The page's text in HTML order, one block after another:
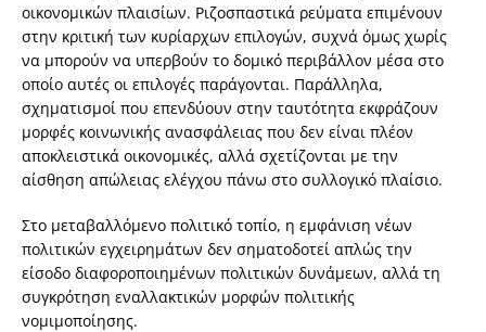
οικονομικών πλαισίων. Ριζοσπαστικά ρεύματα επιμένουν
στην κριτική των κυρίαρχων επιλογών, συχνά όμως χωρίς
να μπορούν να υπερβούν το δομικό περιβάλλον μέσα στο
οποίο αυτές οι επιλογές παράγονται. Παράλληλα,
σχηματισμοί που επενδύουν στην ταυτότητα εκφράζουν
μορφές κοινωνικής ανασφάλειας που δεν είναι πλέον
αποκλειστικά οικονομικές, αλλά σχετίζονται με την
αίσθηση απώλειας ελέγχου πάνω στο συλλογικό πλαίσιο.
Στο μεταβαλλόμενο πολιτικό τοπίο, η εμφάνιση νέων
πολιτικών εγχειρημάτων δεν σηματοδοτεί απλώς την
είσοδο διαφοροποιημένων πολιτικών δυνάμεων, αλλά τη
συγκρότηση εναλλακτικών μορφών πολιτικής
νομιμοποίησης.